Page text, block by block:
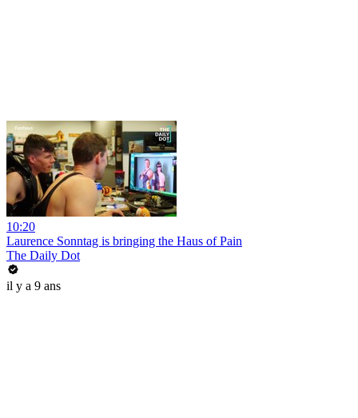
10:20
Laurence Sonntag is bringing the Haus of Pain
The Daily Dot
il y a 9 ans